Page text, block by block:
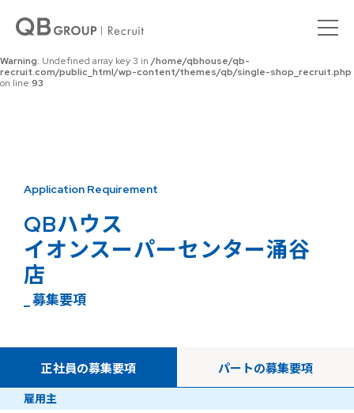
Warning : Undefined array key 0 in
recruit.com/public_html/wp-content/themes/qb/single-shop_recruit.php
on line92
Warning: Undefined array key 3 in /home/qbhouse/qb-
recruit.com/public_html/wp-content/themes/qb/single-shop_recruit.php
on line 93
Application Requirement
QBハウス
イオンスーパーセンター涌谷
店
_ 募集要項
正社員の募集要項 パートの募集要項
雇用主